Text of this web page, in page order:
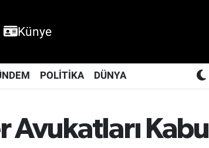
Künye
POLİTİKA DÜNYA
Avukatları Kabul